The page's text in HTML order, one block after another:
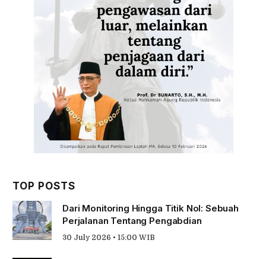
TOP POSTS
Dari Monitoring Hingga Titik Nol: Sebuah
Perjalanan Tentang Pengabdian
30 July 2026 • 15:00 WIB